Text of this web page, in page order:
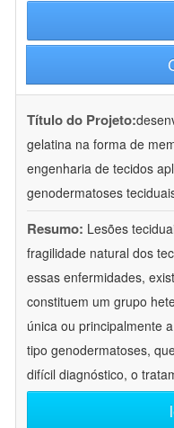
Título do Projeto:
gelatina na forma de
engenharia de tecidos
genodermatoses
Resumo: Lesões
fragilidade natural dos
essas enfermidades,
constituem um grupo
única ou principalmente
tipo genodermatoses,
difícil diagnóstico, o